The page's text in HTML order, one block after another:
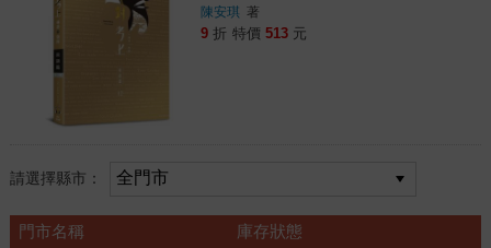
題收錄、90招必考文法＋800個必讀
單字＋640
陳安琪 著
9 折 特價 513 元
請選擇縣市：
門市名稱 庫存狀態